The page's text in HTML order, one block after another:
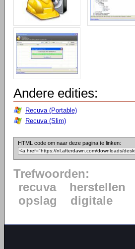
Andere edities:
Recuva (Portable)
Recuva (Slim)
HTML code om naar deze pagina te linken:
Trefwoorden:
recuva
herstellen
opslag
digitale